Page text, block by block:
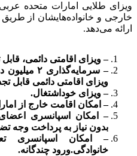
ویزای طلایی امارات متحده
خارجی و خانواده‌هایشان از
ارائه می‌دهد.
– ویزای اقامتی دائمی، قابل
–
ویزای اقامتی دائمی قابل تجدید برای ۱۰
– ویزای خوداشتغال.
– امکان اقامت خارج از
بدون نیاز به پرداخت وجه
– امکان اسپانسری
خانوادگی.ورود چندگانه.